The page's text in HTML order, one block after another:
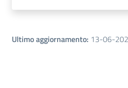
Ultimo aggiornamento: 13-06-